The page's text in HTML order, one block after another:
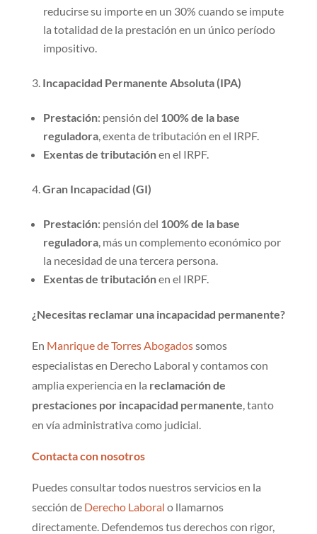
reducirse su importe en un 30% cuando se impute
la totalidad de la prestación en un único período
impositivo.
Incapacidad Permanente Absoluta (IPA)
Prestación: pensión del 100% de la base
reguladora, exenta de tributación en el IRPF.
Exentas de tributaciónen el IRPF.
Gran Incapacidad (GI)
Prestación: pensión del 100% de la base
reguladora, más un complemento económico por
la necesidad de una tercera persona.
Exentas de tributaciónen el IRPF.
¿Necesitas reclamar una incapacidad permanente?
En Manrique de Torres Abogadossomos
especialistas en Derecho Laboral y contamos con
amplia experiencia en la reclamación de
prestaciones por incapacidad permanente , tanto
en vía administrativa como judicial.
Contacta con nosotros
Puedes consultar todos nuestros servicios en la
sección de Derecho Laboral o llamarnos
directamente. Defendemos tus derechos con rigor,